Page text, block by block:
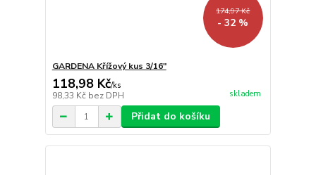
174,97 Kč
- 32 %
GARDENA Křížový kus 3/16"
118,98 Kč/ks
98,33 Kč bez DPH skladem
Přidat do košíku